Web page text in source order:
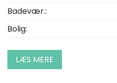
Badevær.:
Bolig:
LÆS MERE